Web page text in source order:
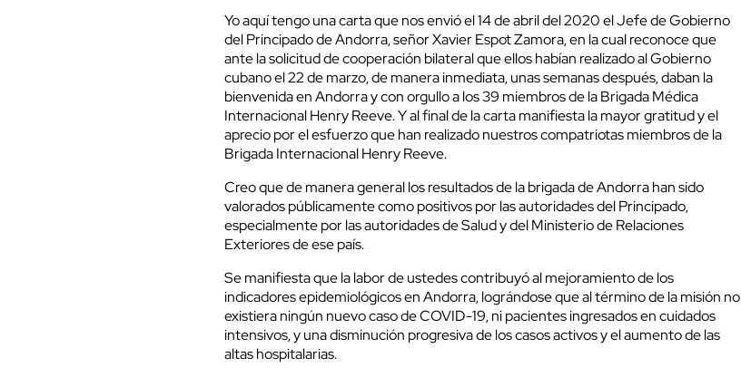
Yo aquí tengo una carta que nos envió el 14 de abril del 2020 el Jefe de Gobierno
del Principado de Andorra, señor Xavier Espot Zamora, en la cual reconoce que
ante la solicitud de cooperación bilateral que ellos habían realizado al Gobierno
cubano el 22 de marzo, de manera inmediata, unas semanas después, daban la
bienvenida en Andorra y con orgullo a los 39 miembros de la Brigada Médica
Internacional Henry Reeve. Y al final de la carta manifiesta la mayor gratitud y el
aprecio por el esfuerzo que han realizado nuestros compatriotas miembros de la
Brigada Internacional Henry Reeve.
Creo que de manera general los resultados de la brigada de Andorra han sido
valorados públicamente como positivos por las autoridades del Principado,
especialmente por las autoridades de Salud y del Ministerio de Relaciones
Exteriores de ese país.
Se manifiesta que la labor de ustedes contribuyó al mejoramiento de los
indicadores epidemiológicos en Andorra, lográndose que al término de la misión no
existiera ningún nuevo caso de COVID-19, ni pacientes ingresados en cuidados
intensivos, y una disminución progresiva de los casos activos y el aumento de las
altas hospitalarias.